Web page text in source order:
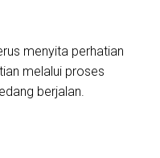
menyita perhatian
melalui proses
berjalan.